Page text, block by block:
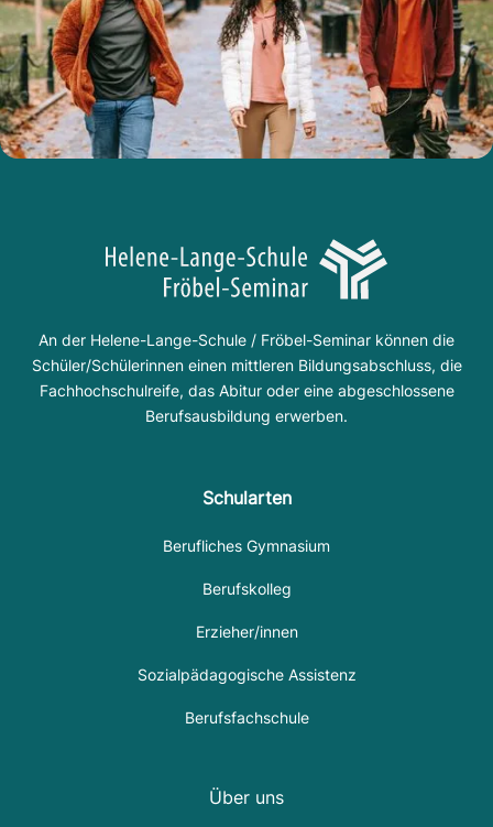
An der Helene-Lange-Schule / Fröbel-Seminar können die
Schüler/Schülerinnen einen mittleren Bildungsabschluss, die
Fachhochschulreife, das Abitur oder eine abgeschlossene
Berufsausbildung erwerben.
Schularten
Berufliches Gymnasium
Berufskolleg
Erzieher/innen
Sozialpädagogische Assistenz
Berufsfachschule
Über uns